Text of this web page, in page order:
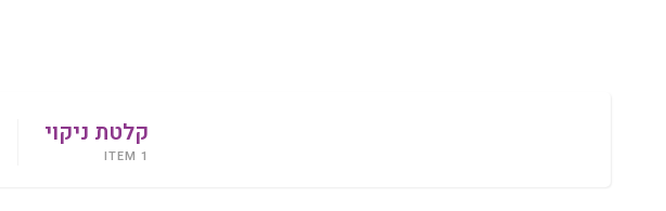
קלטת ניקוי
1 ITEM